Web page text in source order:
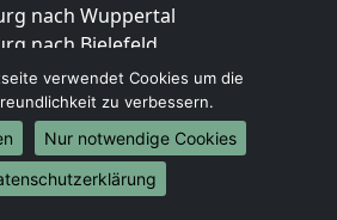
nach Wuppertal
nach Bielefeld
nach Bonn
nach Münster
nach Brasilien
verwendet Cookies um die
zu verbessern.
Nur notwendige Cookies